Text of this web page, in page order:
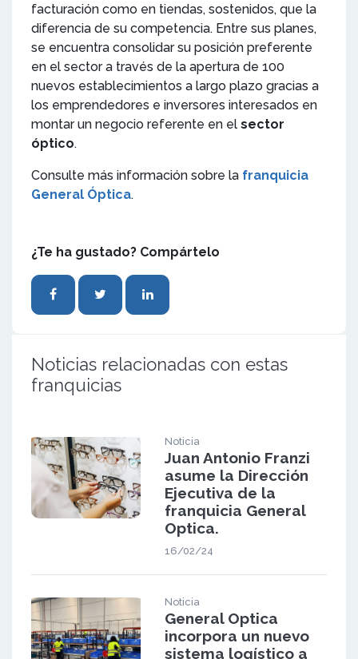
facturación como en tiendas, sostenidos, que la
diferencia de su competencia. Entre sus planes,
se encuentra consolidar su posición preferente
en el sector a través de la apertura de 100
nuevos establecimientos a largo plazo gracias a
los emprendedores e inversores interesados en
montar un negocio referente en el sector
óptico.
Consulte más información sobre la franquicia
General Óptica.
¿Te ha gustado? Compártelo
Noticias relacionadas con estas
franquicias
Noticia
Juan Antonio Franzi
asume la Dirección
Ejecutiva de la
franquicia General
Optica.
16/02/24
Noticia
General Optica
incorpora un nuevo
sistema logístico a